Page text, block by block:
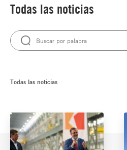
Todas las noticias
Todas las noticias